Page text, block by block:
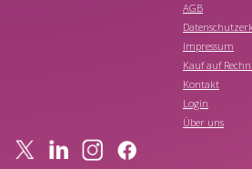
AGB
Impressum
Kauf auf
Kontakt
Login
Über uns